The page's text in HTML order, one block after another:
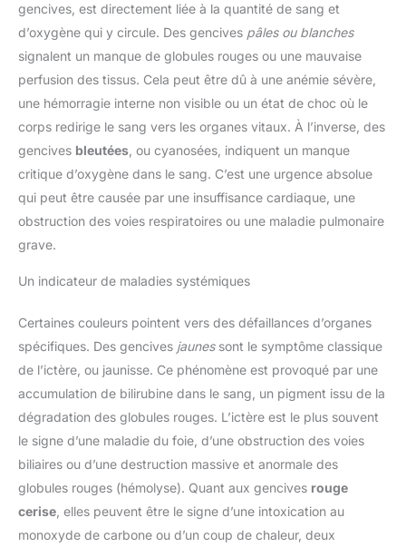
gencives, est directement liée à la quantité de sang et
d’oxygène qui y circule. Des gencives pâles ou blanches
signalent un manque de globules rouges ou une mauvaise
perfusion des tissus. Cela peut être dû à une anémie sévère,
une hémorragie interne non visible ou un état de choc où le
corps redirige le sang vers les organes vitaux. À l’inverse, des
gencives bleutées , ou cyanosées, indiquent un manque
critique d’oxygène dans le sang. C’est une urgence absolue
qui peut être causée par une insuffisance cardiaque, une
obstruction des voies respiratoires ou une maladie pulmonaire
grave.
Un indicateur de maladies systémiques
Certaines couleurs pointent vers des défaillances d’organes
spécifiques. Des gencives jaunessont le symptôme classique
de l’ictère, ou jaunisse. Ce phénomène est provoqué par une
accumulation de bilirubine dans le sang, un pigment issu de la
dégradation des globules rouges. L’ictère est le plus souvent
le signe d’une maladie du foie, d’une obstruction des voies
biliaires ou d’une destruction massive et anormale des
globules rouges (hémolyse). Quant aux gencives rouge
cerise , elles peuvent être le signe d’une intoxication au
monoxyde de carbone ou d’un coup de chaleur, deux